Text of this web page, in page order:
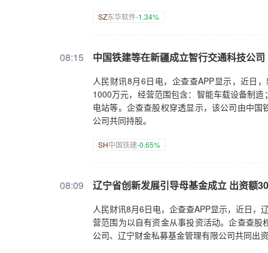
SZ东华软件-1.34%
08:15 中国铁建等在新疆成立智行交通科技公司
人民财讯8月6日电，企查查APP显示，近日
1000万元，经营范围包含：智能车载设备制
电站等。企查查股权穿透显示，该公司由中
公司共同持股。
SH中国铁建-0.65%
08:09 辽宁省创新发展引导母基金成立 出资额
人民财讯8月6日电，企查查APP显示，近日，
营范围为以自有资金从事投资活动。企查查
公司、辽宁财金私募基金管理有限公司共同出